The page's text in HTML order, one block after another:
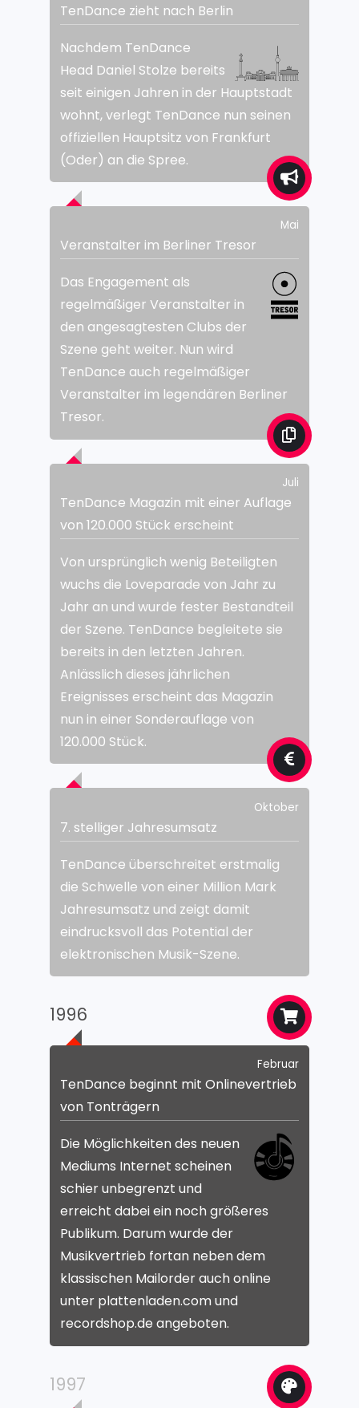
TenDance zieht nach Berlin
Nachdem TenDance
Head Daniel Stolze bereits
seit einigen Jahren in der Hauptstadt
wohnt, verlegt TenDance nun seinen
offiziellen Hauptsitz von Frankfurt
(Oder) an die Spree.
Mai
Veranstalter im Berliner Tresor
Das Engagement als
regelmäßiger Veranstalter in
den angesagtesten Clubs der
Szene geht weiter. Nun wird
TenDance auch regelmäßiger
Veranstalter im legendären Berliner
Tresor.
Juli
TenDance Magazin mit einer Auflage
von 120.000 Stück erscheint
Von ursprünglich wenig Beteiligten
wuchs die Loveparade von Jahr zu
Jahr an und wurde fester Bestandteil
der Szene. TenDance begleitete sie
bereits in den letzten Jahren.
Anlässlich dieses jährlichen
Ereignisses erscheint das Magazin
nun in einer Sonderauflage von
120.000 Stück.
Oktober
7. stelliger Jahresumsatz
TenDance überschreitet erstmalig
die Schwelle von einer Million Mark
Jahresumsatz und zeigt damit
eindrucksvoll das Potential der
elektronischen Musik-Szene.
1996
Februar
TenDance beginnt mit Onlinevertrieb
von Tonträgern
Die Möglichkeiten des neuen
Mediums Internet scheinen
schier unbegrenzt und
erreicht dabei ein noch größeres
Publikum. Darum wurde der
Musikvertrieb fortan neben dem
klassischen Mailorder auch online
unter plattenladen.com und
recordshop.de angeboten.
1997